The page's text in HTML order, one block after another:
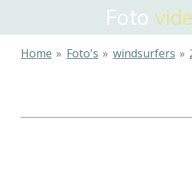
naar
Foto
Home » Foto's » windsurfers »